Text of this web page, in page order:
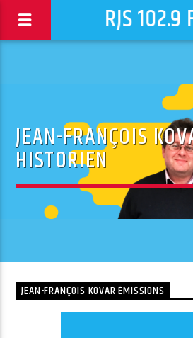
RJS 102.9
JEAN-FRANÇOIS
HISTORIEN
JEAN-FRANÇOIS KOVAR ÉMISSIONS